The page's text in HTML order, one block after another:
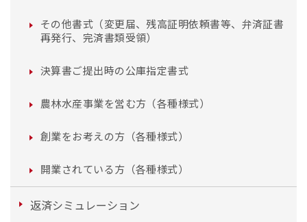
その他書式（変更届、残高証明依頼書等、弁済証書
再発行、完済書類受領）
決算書ご提出時の公庫指定書式
農林水産事業を営む方（各種様式）
創業をお考えの方（各種様式）
開業されている方（各種様式）
返済シミュレーション